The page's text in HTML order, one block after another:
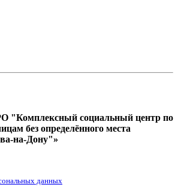
"Комплексный социальный центр по
без определённого места
на-Дону"»
данных